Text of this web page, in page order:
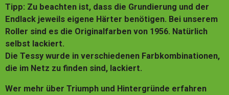
Tipp: Zu beachten ist, dass die Grundierung und der
Endlack jeweils eigene Härter benötigen. Bei unserem
Roller sind es die Originalfarben von 1956. Natürlich
selbst lackiert.
Die Tessy wurde in verschiedenen Farbkombinationen,
die im Netz zu finden sind, lackiert.
Wer mehr über Triumph und Hintergründe erfahren